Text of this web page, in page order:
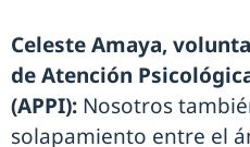
Celeste Amaya,
de Atención
(APPI): Nosotros
solapamiento entre el